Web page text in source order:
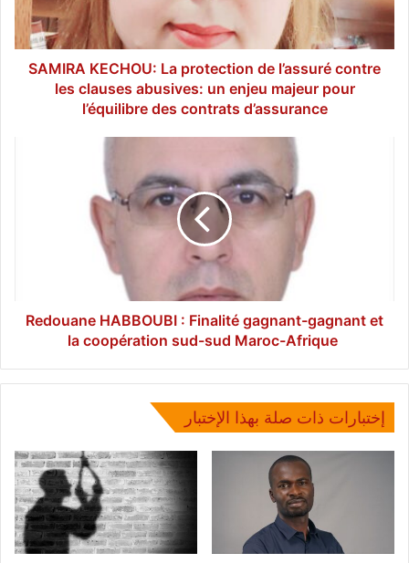
contre
clauses
abusives:
SAMIRA KECHOU: La protection de l’assuré contre
les clauses abusives: un enjeu majeur pour
l’équilibre des contrats d’assurance
sud-
Redouane HABBOUBI : Finalité gagnant-gagnant et
la coopération sud-sud Maroc-Afrique
إختبارات ذات صلة بهذا الإختبار